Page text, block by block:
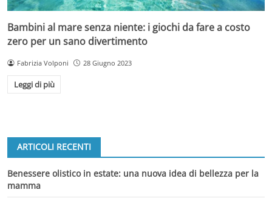
Bambini al mare senza niente: i giochi da fare a costo
zero per un sano divertimento
Fabrizia Volponi 28 Giugno 2023
Leggi di più
ARTICOLI RECENTI
Benessere olistico in estate: una nuova idea di bellezza per la
mamma